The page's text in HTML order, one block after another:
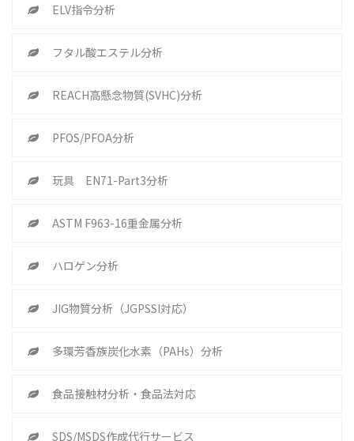
ELV指令分析
フタル酸エステル分析
REACH高懸念物質(SVHC)分析
PFOS/PFOA分析
玩具 EN71-Part3分析
ASTM F963-16重金属分析
ハロゲン分析
JIG物質分析（JGPSSI対応）
多環芳香族炭化水素（PAHs）分析
食品接触材分析・食品法対応
SDS/MSDS作成代行サービス